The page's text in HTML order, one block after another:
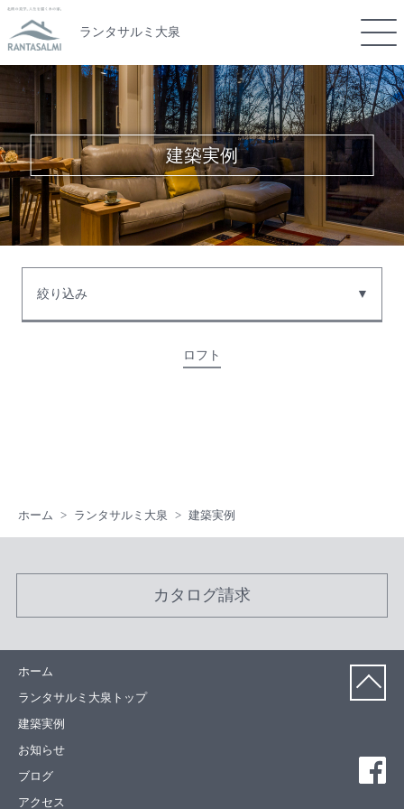
ランタサルミ大泉
建築実例
絞り込み
ロフト
ホーム ランタサルミ大泉 建築実例
カタログ請求
ホーム
ランタサルミ大泉トップ
建築実例
お知らせ
ブログ
アクセス